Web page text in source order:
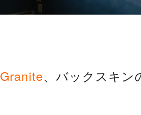
Granite、バックスキン